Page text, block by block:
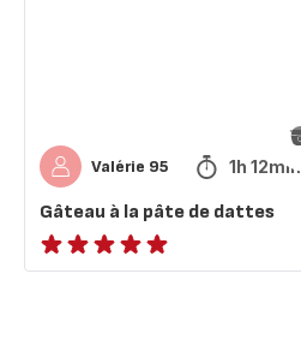
Valérie 95 1h 12min
Gâteau à la pâte de dattes
ratings.NaN